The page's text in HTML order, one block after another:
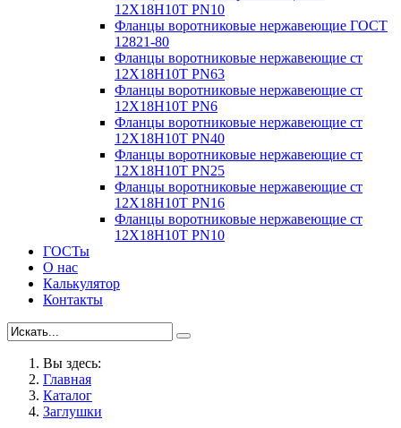
12Х18Н10Т PN10
Фланцы воротниковые нержавеющие ГОСТ
12821-80
Фланцы воротниковые нержавеющие ст
12Х18Н10Т PN63
Фланцы воротниковые нержавеющие ст
12Х18Н10Т PN6
Фланцы воротниковые нержавеющие ст
12Х18Н10Т PN40
Фланцы воротниковые нержавеющие ст
12Х18Н10Т PN25
Фланцы воротниковые нержавеющие ст
12Х18Н10Т PN16
Фланцы воротниковые нержавеющие ст
12Х18Н10Т PN10
ГОСТы
О нас
Калькулятор
Контакты
Вы здесь:
Главная
Каталог
Заглушки